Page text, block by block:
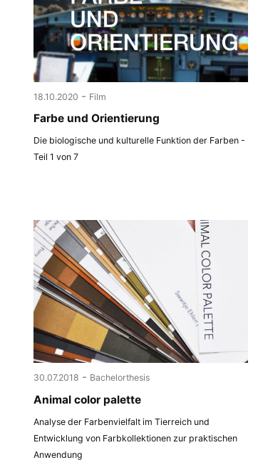
18.10.2020 - Film
Farbe und Orientierung
Die biologische und kulturelle Funktion der Farben -
Teil 1 von 7
30.07.2018 - Bachelorthesis
Animal color palette
Analyse der Farbenvielfalt im Tierreich und
Entwicklung von Farbkollektionen zur praktischen
Anwendung